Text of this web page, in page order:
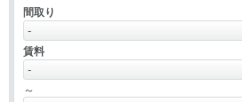
間取り
賃料
～